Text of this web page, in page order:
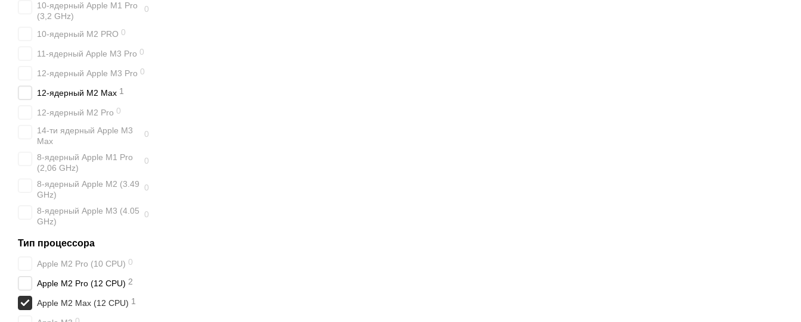
10-ядерный Apple M1 Pro
(3,2 GHz)
0
10-ядерный M2 PRO 0
11-ядерный Apple M3 Pro 0
12-ядерный Apple M3 Pro 0
12-ядерный M2 Max 1
12-ядерный M2 Pro 0
14-ти ядерный Apple M3
Max
0
8-ядерный Apple M1 Pro
(2,06 GHz)
0
8-ядерный Apple M2 (3.49
GHz)
0
8-ядерный Apple M3 (4.05
GHz)
0
Тип процессора
Apple M2 Pro (10 CPU) 0
Apple M2 Pro (12 CPU) 2
Apple M2 Max (12 CPU) 1